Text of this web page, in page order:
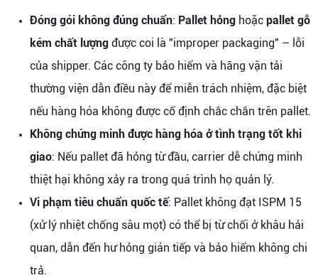
Đóng gói không đúng chuẩn: Pallet hỏng hoặc pallet gỗ
kém chất lượng được coi là "improper packaging" – lỗi
của shipper. Các công ty bảo hiểm và hãng vận tải
thường viện dẫn điều này để miễn trách nhiệm, đặc biệt
nếu hàng hóa không được cố định chắc chắn trên pallet.
Không chứng minh được hàng hóa ở tình trạng tốt khi
giao: Nếu pallet đã hỏng từ đầu, carrier dễ chứng minh
thiệt hại không xảy ra trong quá trình họ quản lý.
Vi phạm tiêu chuẩn quốc tế: Pallet không đạt ISPM 15
(xử lý nhiệt chống sâu mọt) có thể bị từ chối ở khâu hải
quan, dẫn đến hư hỏng gián tiếp và bảo hiểm không chi
trả.